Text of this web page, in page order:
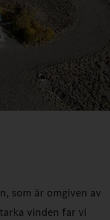
som är omgiven av
vinden far vi